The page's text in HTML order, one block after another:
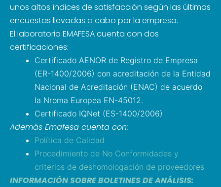
unos altos índices de satisfacción según las últimas
encuestas llevadas a cabo por la empresa.
El laboratorio EMAFESA cuenta con dos
certificaciones:
Certificado AENOR de Registro de Empresa
(ER-1400/2006) con acreditación de la Entidad
Nacional de Acreditación (ENAC) de acuerdo
la Nroma Europea EN-45012.
Certificado IQNet (ES-1400/2006)
Además Emafesa cuenta con:
Política de Calidad
Procedimiento de No Conformidades y
criterios de deshomologación de proveedores
INFORMACIÓN SOBRE BOLETINES DE ANÁLISIS: